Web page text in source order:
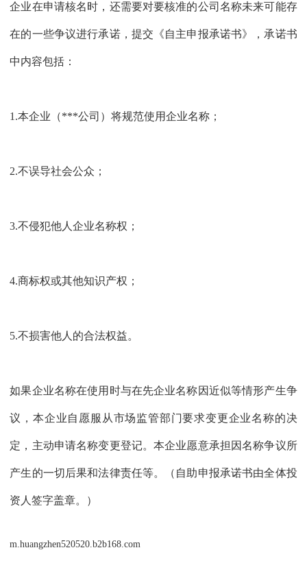
企业在申请核名时，还需要对要核准的公司名称未来可能存
在的一些争议进行承诺，提交《自主申报承诺书》，承诺书
中内容包括：
1.本企业（***公司）将规范使用企业名称；
2.不误导社会公众；
3.不侵犯他人企业名称权；
4.商标权或其他知识产权；
5.不损害他人的合法权益。
如果企业名称在使用时与在先企业名称因近似等情形产生争
议，本企业自愿服从市场监管部门要求变更企业名称的决
定，主动申请名称变更登记。本企业愿意承担因名称争议所
产生的一切后果和法律责任等。（自助申报承诺书由全体投
资人签字盖章。）
m.huangzhen520520.b2b168.com